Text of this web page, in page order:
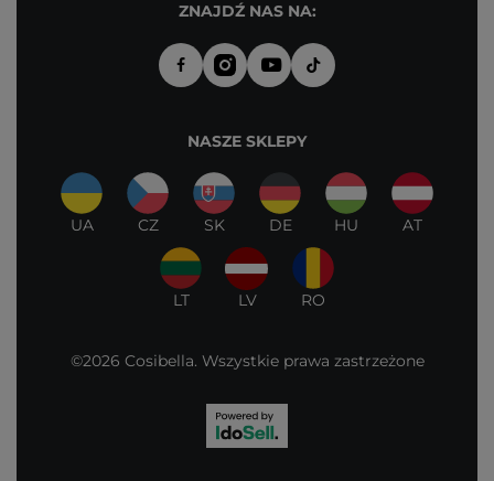
ZNAJDŹ NAS NA:
NASZE SKLEPY
UA CZ SK DE HU AT
LT LV RO
©2026 Cosibella. Wszystkie prawa zastrzeżone